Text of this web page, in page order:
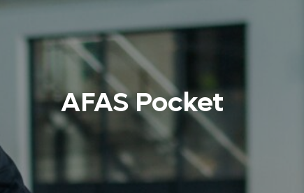
AFAS Pocket